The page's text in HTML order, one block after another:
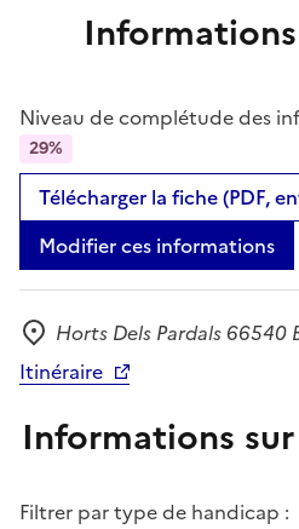
Niveau de complétude des
29%
Télécharger la fiche (PDF,
Modifier ces informations
Adresse
Horts Dels Pardals 66540
Itinéraire
Informations
Filtrer par type de handicap :